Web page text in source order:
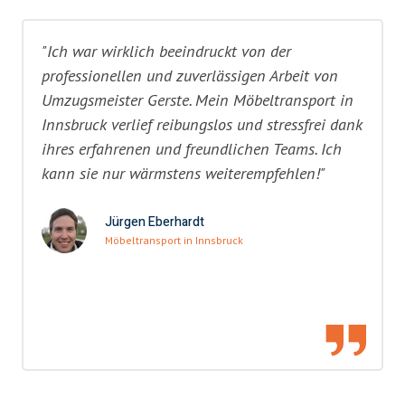
"Ich war wirklich beeindruckt von der
professionellen und zuverlässigen Arbeit von
Umzugsmeister Gerste. Mein Möbeltransport in
Innsbruck verlief reibungslos und stressfrei dank
ihres erfahrenen und freundlichen Teams. Ich
kann sie nur wärmstens weiterempfehlen!"
Jürgen Eberhardt
Möbeltransport in Innsbruck